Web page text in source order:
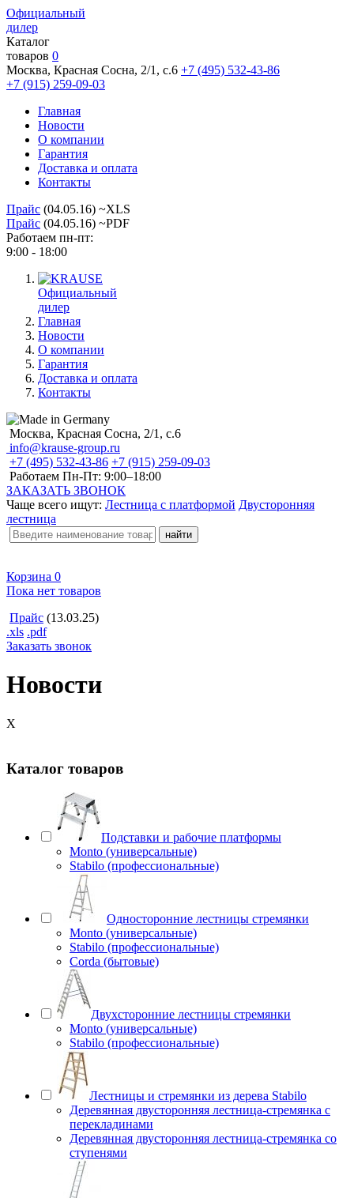
Официальный
дилер
Каталог
товаров 0
Москва, Красная Сосна, 2/1, с.6 +7 (495) 532-43-86
+7 (915) 259-09-03
Главная
Новости
О компании
Гарантия
Доставка и оплата
Контакты
Прайс (04.05.16) ~XLS
Прайс (04.05.16) ~PDF
Работаем пн-пт:
9:00 - 18:00
Официальный
дилер
Главная
Новости
О компании
Гарантия
Доставка и оплата
Контакты
Москва, Красная Сосна, 2/1, с.6
info@krause-group.ru
+7 (495) 532-43-86 +7 (915) 259-09-03
Работаем Пн-Пт: 9:00–18:00
ЗАКАЗАТЬ ЗВОНОК
Чаще всего ищут: Лестница с платформой Двусторонняя
лестница
Корзина 0
Пока нет товаров
Прайс (13.03.25)
.xls .pdf
Заказать звонок
Новости
X
Каталог товаров
Подставки и рабочие платформы
Monto (универсальные)
Stabilo (профессиональные)
Односторонние лестницы стремянки
Monto (универсальные)
Stabilo (профессиональные)
Corda (бытовые)
Двухсторонние лестницы стремянки
Monto (универсальные)
Stabilo (профессиональные)
Лестницы и стремянки из дерева Stabilo
Деревянная двусторонняя лестница-стремянка с
перекладинами
Деревянная двусторонняя лестница-стремянка со
ступенями